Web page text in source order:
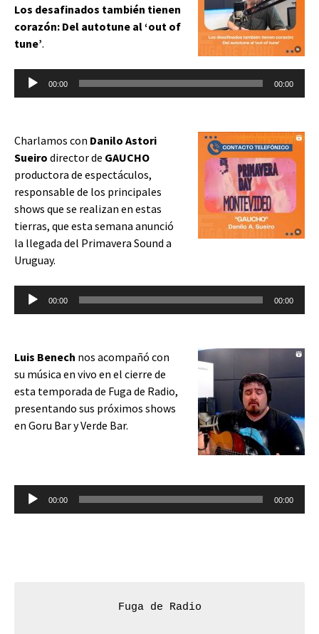
Los desafinados también tienen
corazón: Del autotune al ‘out of
tune’.
Reproductor
00:00 00:00
Charlamos con Danilo Astori
Sueiro director de GAUCHO
productora de espectáculos,
responsable de los principales
shows que se realizan en estas
tierras, que esta semana anunció
la llegada del Primavera Sound a
Uruguay.
Reproductor
00:00 00:00
Luis Benech nos acompañó con
su música en vivo en el cierre de
esta temporada de Fuga de Radio,
presentando sus próximos shows
en Goru Bar y Verde Bar.
Reproductor
00:00 00:00
Fuga de Radio